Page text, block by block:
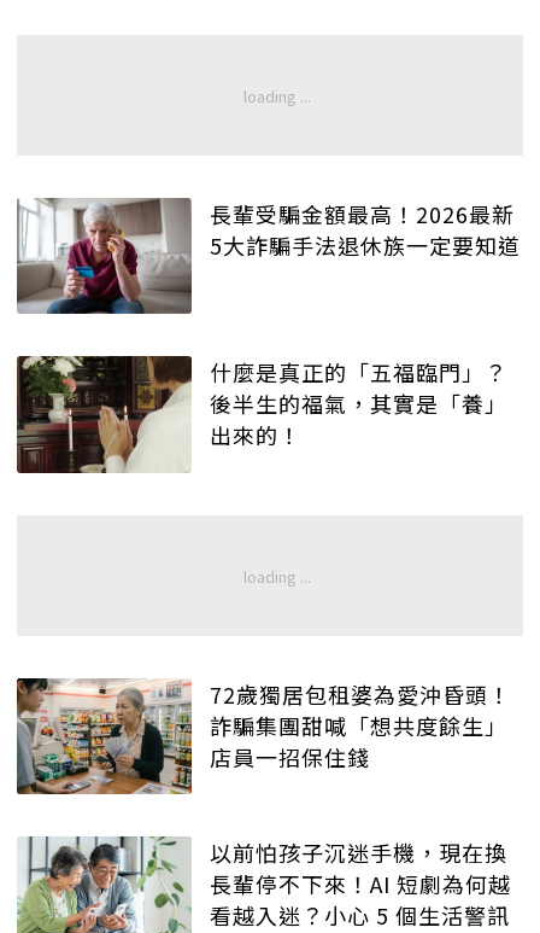
長輩受騙金額最高！2026最新
5大詐騙手法退休族一定要知道
什麼是真正的「五福臨門」？
後半生的福氣，其實是「養」
出來的！
72歲獨居包租婆為愛沖昏頭！
詐騙集團甜喊「想共度餘生」
店員一招保住錢
以前怕孩子沉迷手機，現在換
長輩停不下來！AI 短劇為何越
看越入迷？小心 5 個生活警訊